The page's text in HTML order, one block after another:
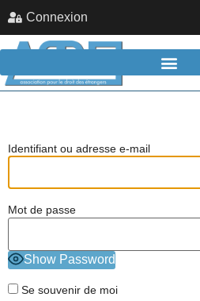
Connexion
Identifiant ou adresse e-mail
Mot de passe
Show Password
Se souvenir de moi